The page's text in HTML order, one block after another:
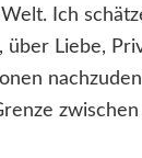
Ich
über Liebe,
zwischen